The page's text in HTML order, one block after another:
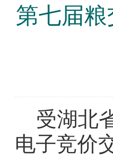
第七届粮
受湖北
电子竞价